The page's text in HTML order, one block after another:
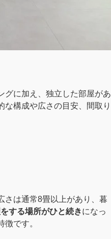
グに加え、独立した部屋があ
構成や広さの目安、間取り
さは通常8畳以上があり、暮
する場所がひと続きになっ
です。